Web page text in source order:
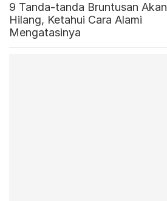
9 Tanda-tanda Bruntusan Akan
Hilang, Ketahui Cara Alami
Mengatasinya